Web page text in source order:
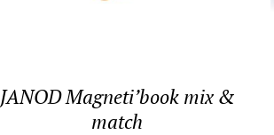
JANOD Magneti’book mix &
match